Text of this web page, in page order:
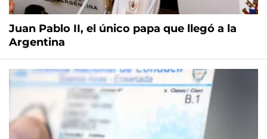
Juan Pablo II, el único papa que llegó a la
Argentina